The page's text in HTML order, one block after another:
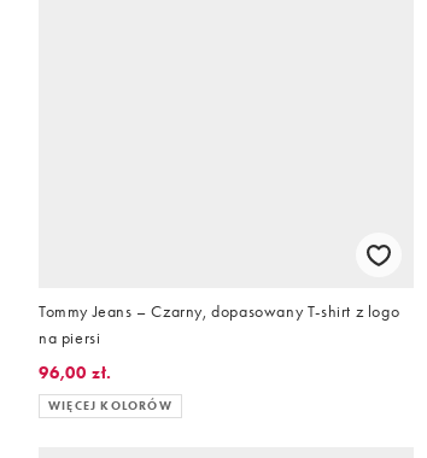
Tommy Jeans – Czarny, dopasowany T-shirt z logo
na piersi
96,00 zł.
WIĘCEJ KOLORÓW